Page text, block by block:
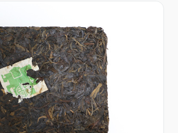
수 있습니다. 강함과 부드러움이
지 않으며 목구멍 뒤쪽에 시원한
운치와 반장의 강한 기운이 오래
연향이 찻물에 스며들고 진한
겹겹의 회감이 느껴지고 우려낼
이 깊습니다. 고전적인 남조 풍격에
하고 균형 잡힌 맛으로, 일상
니다.